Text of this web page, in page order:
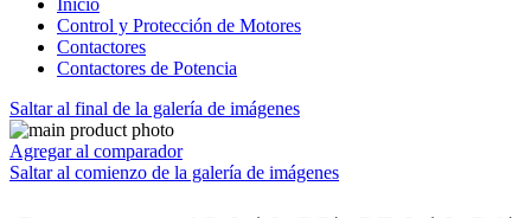
Inicio
Control y Protección de Motores
Contactores
Contactores de Potencia
Saltar al final de la galería de imágenes
Agregar al comparador
Saltar al comienzo de la galería de imágenes